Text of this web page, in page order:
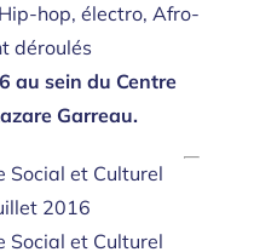
hop, électro, Afro-
déroulés
au sein du Centre
Garreau.